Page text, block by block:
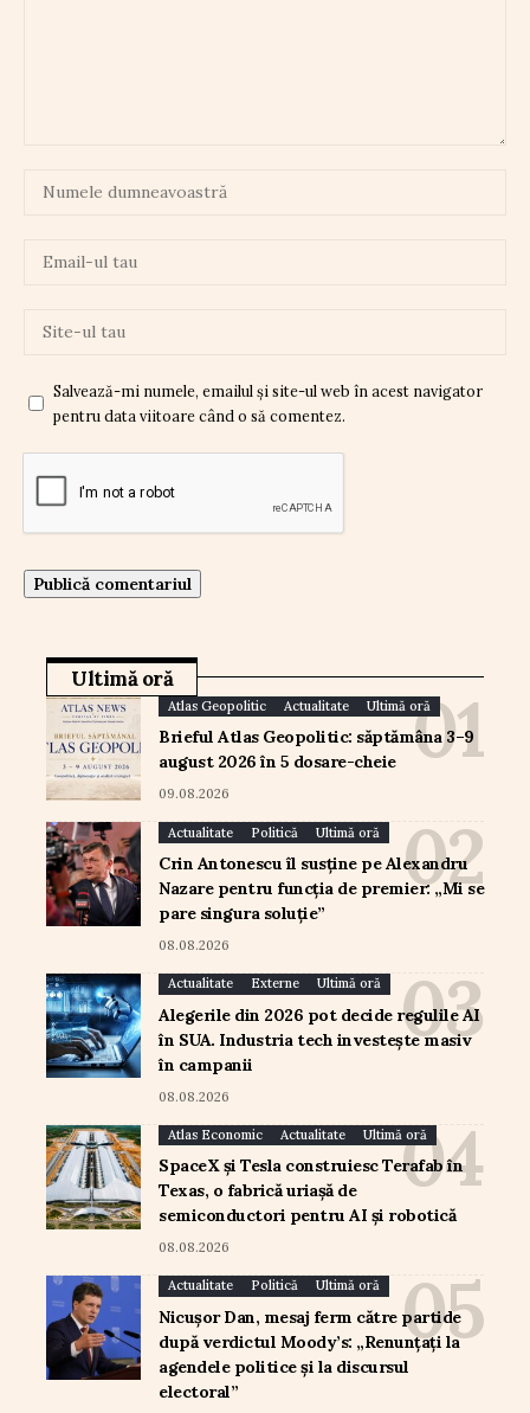
Salvează-mi numele, emailul și site-ul web în acest navigator
pentru data viitoare când o să comentez.
Ultimă oră
Atlas Geopolitic Actualitate Ultimă oră
Brieful Atlas Geopolitic: săptămâna 3–9
august 2026 în 5 dosare-cheie
09.08.2026
Actualitate Politică Ultimă oră
Crin Antonescu îl susține pe Alexandru
Nazare pentru funcția de premier: „Mi se
pare singura soluție”
08.08.2026
Actualitate Externe Ultimă oră
Alegerile din 2026 pot decide regulile AI
în SUA. Industria tech investește masiv
în campanii
08.08.2026
Atlas Economic Actualitate Ultimă oră
SpaceX și Tesla construiesc Terafab în
Texas, o fabrică uriașă de
semiconductori pentru AI și robotică
08.08.2026
Actualitate Politică Ultimă oră
Nicușor Dan, mesaj ferm către partide
după verdictul Moody’s: „Renunțați la
agendele politice și la discursul
electoral”